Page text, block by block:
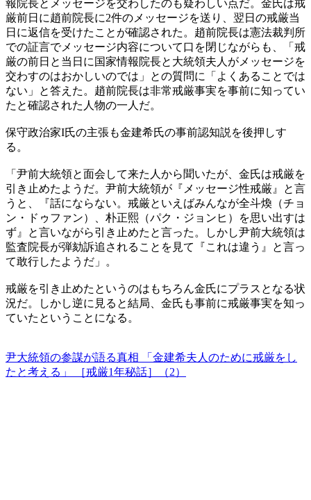
報院長とメッセージを交わしたのも疑わしい点だ。金氏は戒
厳前日に趙前院長に2件のメッセージを送り、翌日の戒厳当
日に返信を受けたことが確認された。趙前院長は憲法裁判所
での証言でメッセージ内容について口を閉じながらも、「戒
厳の前日と当日に国家情報院長と大統領夫人がメッセージを
交わすのはおかしいのでは」との質問に「よくあることでは
ない」と答えた。趙前院長は非常戒厳事実を事前に知ってい
たと確認された人物の一人だ。
保守政治家I氏の主張も金建希氏の事前認知説を後押しす
る。
「尹前大統領と面会して来た人から聞いたが、金氏は戒厳を
引き止めたようだ。尹前大統領が『メッセージ性戒厳』と言
うと、『話にならない。戒厳といえばみんなが全斗煥（チョ
ン・ドゥファン）、朴正熙（パク・ジョンヒ）を思い出すは
ず』と言いながら引き止めたと言った。しかし尹前大統領は
監査院長が弾劾訴追されることを見て『これは違う』と言っ
て敢行したようだ」。
戒厳を引き止めたというのはもちろん金氏にプラスとなる状
況だ。しかし逆に見ると結局、金氏も事前に戒厳事実を知っ
ていたということになる。
尹大統領の参謀が語る真相 「金建希夫人のために戒厳をし
たと考える」 ［戒厳1年秘話］（2）